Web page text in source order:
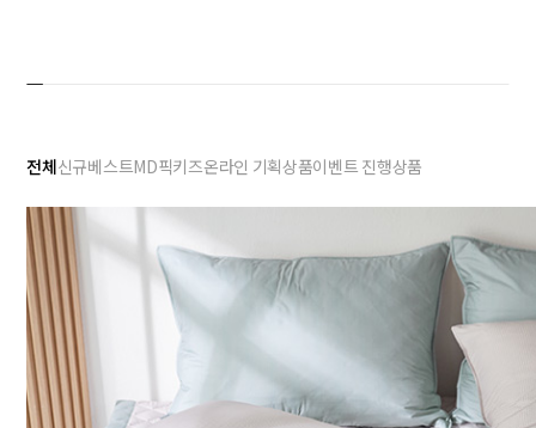
전체신규베스트MD픽키즈온라인 기획상품이벤트 진행상품